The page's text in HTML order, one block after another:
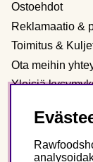
Ostoehdot
Reklamaatio &
Toimitus &
Ota meihin
Yleisiä